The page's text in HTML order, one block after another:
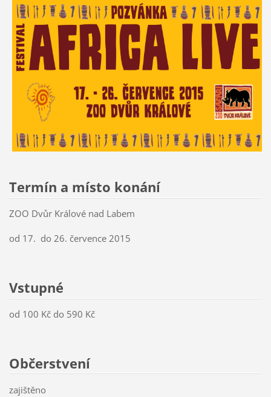
Termín a místo konání
ZOO Dvůr Králové nad Labem
od 17. do 26. července 2015
Vstupné
od 100 Kč do 590 Kč
Občerstvení
zajištěno